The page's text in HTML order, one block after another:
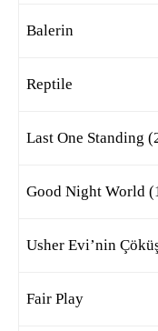
Balerin
Reptile
Last One Standing
Good Night World
Usher Evi’nin
Fair Play